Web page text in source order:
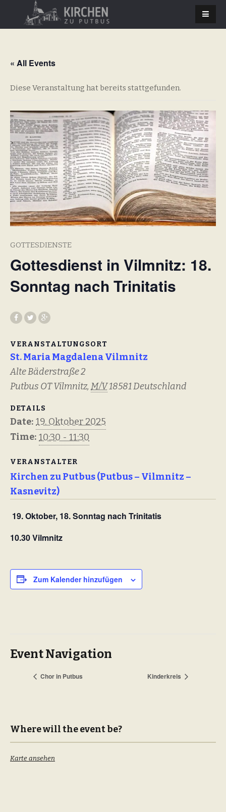
« All Events
Diese Veranstaltung hat bereits stattgefunden.
GOTTESDIENSTE
Gottesdienst in Vilmnitz: 18.
Sonntag nach Trinitatis
VERANSTALTUNGSORT
St. Maria Magdalena Vilmnitz
Alte Bäderstraße 2
Putbus OT Vilmnitz, M/V18581Deutschland
DETAILS
Date: 19. Oktober 2025
Time: 10:30 - 11:30
VERANSTALTER
Kirchen zu Putbus (Putbus – Vilmnitz –
Kasnevitz)
19. Oktober, 18. Sonntag nach Trinitatis
10.30 Vilmnitz
Zum Kalender hinzufügen
Event Navigation
Chor in Putbus Kinderkreis
Where will the event be?
Karte ansehen